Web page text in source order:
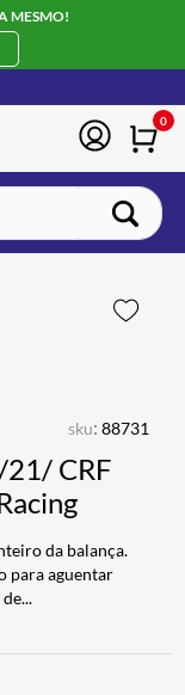
MESMO!
0
sku: 88731
21/ CRF
da balança.
para aguentar
...